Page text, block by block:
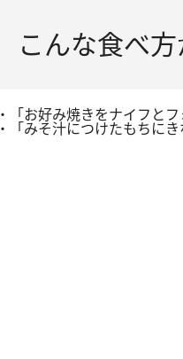
こんな食べ
・「お好み焼きをナイフと
・「みそ汁につけたもちに